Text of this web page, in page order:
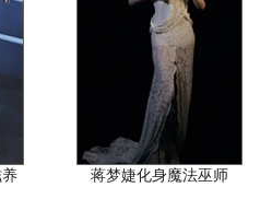
蒋梦婕化身魔法巫师